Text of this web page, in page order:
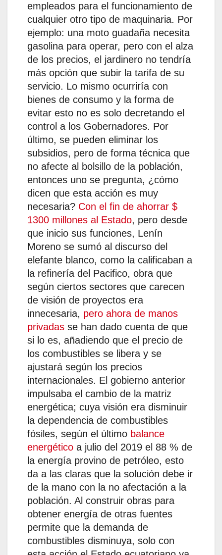
empleados para el funcionamiento de
cualquier otro tipo de maquinaria. Por
ejemplo: una moto guadaña necesita
gasolina para operar, pero con el alza
de los precios, el jardinero no tendría
más opción que subir la tarifa de su
servicio. Lo mismo ocurriría con
bienes de consumo y la forma de
evitar esto no es solo decretando el
control a los Gobernadores. Por
último, se pueden eliminar los
subsidios, pero de forma técnica que
no afecte al bolsillo de la población,
entonces uno se pregunta, ¿cómo
dicen que esta acción es muy
necesaria? Con el fin de ahorrar $
1300 millones al Estado, pero desde
que inicio sus funciones, Lenín
Moreno se sumó al discurso del
elefante blanco, como la calificaban a
la refinería del Pacifico, obra que
según ciertos sectores que carecen
de visión de proyectos era
innecesaria, pero ahora de manos
privadas se han dado cuenta de que
si lo es, añadiendo que el precio de
los combustibles se libera y se
ajustará según los precios
internacionales. El gobierno anterior
impulsaba el cambio de la matriz
energética; cuya visión era disminuir
la dependencia de combustibles
fósiles, según el último balance
energético a julio del 2019 el 88 % de
la energía provino de petróleo, esto
da a las claras que la solución debe ir
de la mano con la no afectación a la
población. Al construir obras para
obtener energía de otras fuentes
permite que la demanda de
combustibles disminuya, solo con